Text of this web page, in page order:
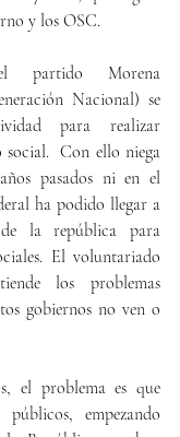
y los OSC.
partido Morena
Nacional) se
para realizar
social.  Con ello niega
pasados ni en el
ha podido llegar a
la república para
El voluntariado
los problemas
gobiernos no ven o
el problema es que
empezando